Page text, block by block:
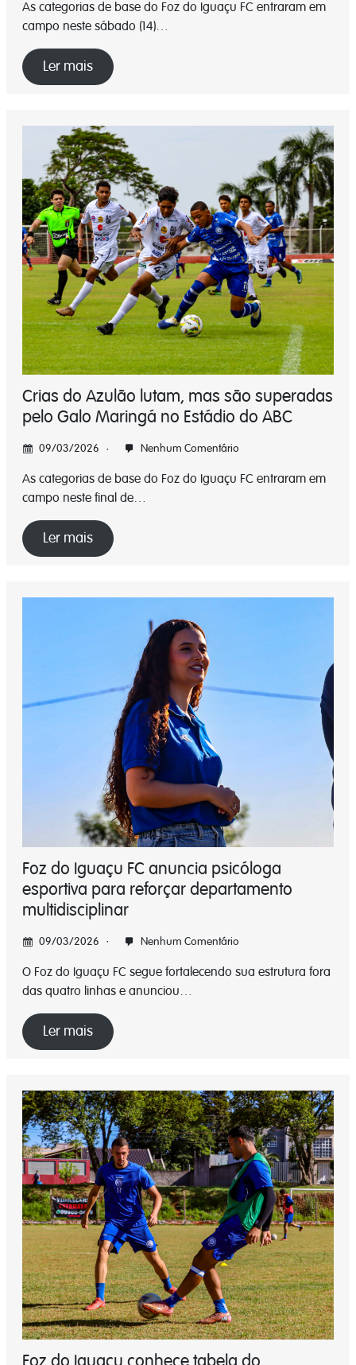
As categorias de base do Foz do Iguaçu FC entraram em
campo neste sábado (14)…
Ler mais
Crias do Azulão lutam, mas são superadas
pelo Galo Maringá no Estádio do ABC
09/03/2026 Nenhum Comentário
As categorias de base do Foz do Iguaçu FC entraram em
campo neste final de…
Ler mais
Foz do Iguaçu FC anuncia psicóloga
esportiva para reforçar departamento
multidisciplinar
09/03/2026 Nenhum Comentário
O Foz do Iguaçu FC segue fortalecendo sua estrutura fora
das quatro linhas e anunciou…
Ler mais